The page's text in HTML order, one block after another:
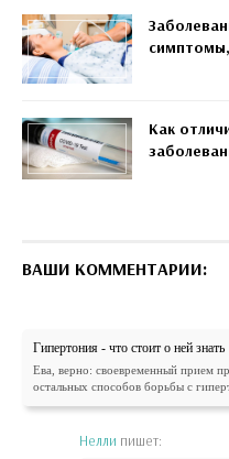
Как
ВАШИ КОММЕНТАРИИ:
Гипертония - что стоит о ней знать
Ева, верно: своевременный прием
остальных способов борьбы с
Нелли пишет: